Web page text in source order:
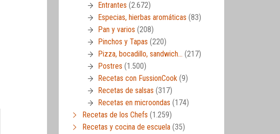
Entrantes (2.672)
Especias, hierbas aromáticas (83)
Pan y varios (208)
Pinchos y Tapas (220)
Pizza, bocadillo, sandwich… (217)
Postres (1.500)
Recetas con FussionCook (9)
Recetas de salsas (317)
Recetas en microondas (174)
Recetas de los Chefs (1.259)
Recetas y cocina de escuela (35)